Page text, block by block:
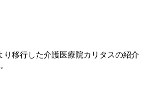
り移行した介護医療院カリタスの紹介